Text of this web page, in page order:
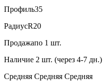
Профиль35
РадиусR20
Продажапо 1 шт.
Наличие 2 шт. (через 4-7 дн.)
Средняя Средняя Средняя